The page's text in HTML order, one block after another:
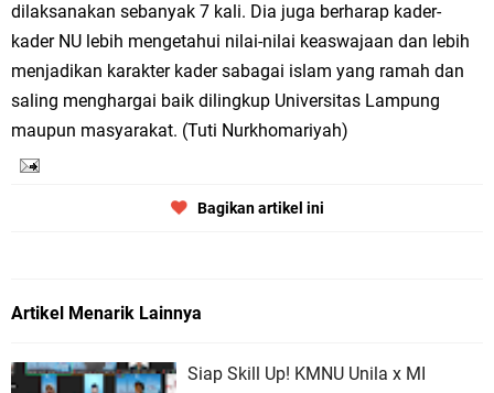
dilaksanakan sebanyak 7 kali. Dia juga berharap kader-
kader NU lebih mengetahui nilai-nilai keaswajaan dan lebih
menjadikan karakter kader sabagai islam yang ramah dan
saling menghargai baik dilingkup Universitas Lampung
maupun masyarakat. (Tuti Nurkhomariyah)
Bagikan artikel ini
Artikel Menarik Lainnya
Siap Skill Up! KMNU Unila x MI